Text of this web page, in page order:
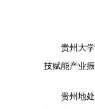
贵州大
技赋能产业
贵州地